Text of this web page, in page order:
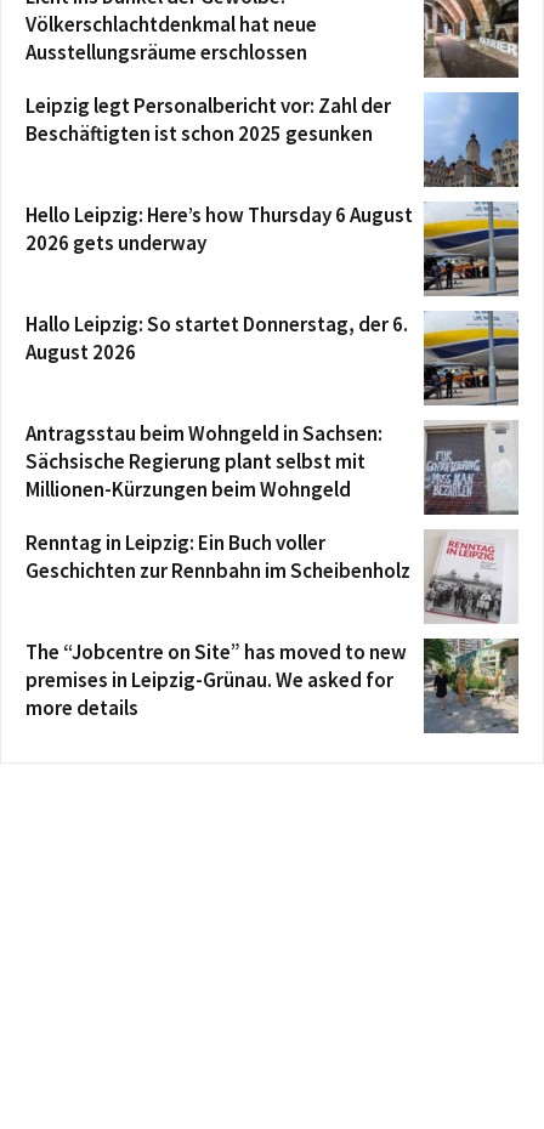
Völkerschlachtdenkmal hat neue
Ausstellungsräume erschlossen
Leipzig legt Personalbericht vor: Zahl der
Beschäftigten ist schon 2025 gesunken
Hello Leipzig: Here’s how Thursday 6 August
2026 gets underway
Hallo Leipzig: So startet Donnerstag, der 6.
August 2026
Antragsstau beim Wohngeld in Sachsen:
Sächsische Regierung plant selbst mit
Millionen-Kürzungen beim Wohngeld
Renntag in Leipzig: Ein Buch voller
Geschichten zur Rennbahn im Scheibenholz
The “Jobcentre on Site” has moved to new
premises in Leipzig-Grünau. We asked for
more details